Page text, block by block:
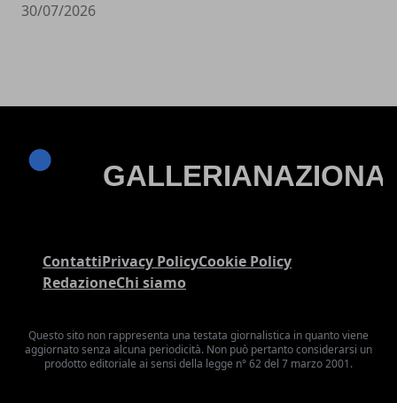
30/07/2026
ContattiPrivacy PolicyCookie Policy
RedazioneChi siamo
Questo sito non rappresenta una testata giornalistica in quanto viene
aggiornato senza alcuna periodicità. Non può pertanto considerarsi un
prodotto editoriale ai sensi della legge n° 62 del 7 marzo 2001.